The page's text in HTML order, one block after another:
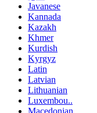
Javanese
Kannada
Kazakh
Khmer
Kurdish
Kyrgyz
Latin
Latvian
Lithuanian
Luxembou..
Macedonian